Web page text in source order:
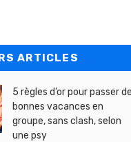
ARTICLES
5 règles d’or pour passer de
bonnes vacances en
groupe, sans clash, selon
une psy